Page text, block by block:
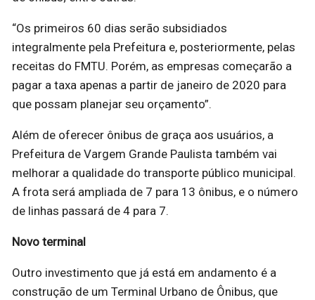
“Os primeiros 60 dias serão subsidiados
integralmente pela Prefeitura e, posteriormente, pelas
receitas do FMTU. Porém, as empresas começarão a
pagar a taxa apenas a partir de janeiro de 2020 para
que possam planejar seu orçamento”.
Além de oferecer ônibus de graça aos usuários, a
Prefeitura de Vargem Grande Paulista também vai
melhorar a qualidade do transporte público municipal.
A frota será ampliada de 7 para 13 ônibus, e o número
de linhas passará de 4 para 7.
Novo terminal
Outro investimento que já está em andamento é a
construção de um Terminal Urbano de Ônibus, que